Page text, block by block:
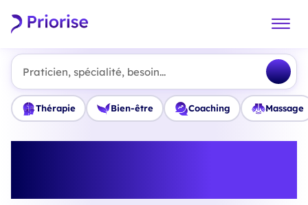
Praticien, spécialité, besoin...
Thérapie Bien-être Coaching Massage